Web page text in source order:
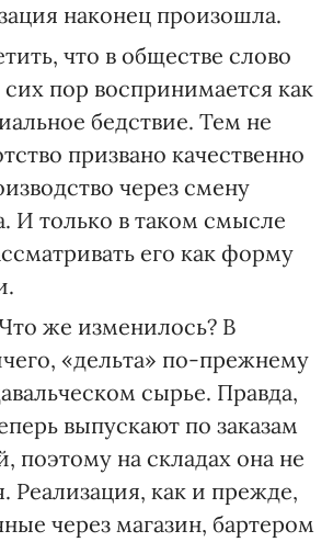
наконец произошла.
что в обществе слово
сих пор воспринимается как
бедствие. Тем не
призвано качественно
через смену
И только в таком смысле
его как форму
же изменилось? В
«дельта» по-прежнему
сырье. Правда,
выпускают по заказам
поэтому на складах она не
Реализация, как и прежде,
через магазин, бартером